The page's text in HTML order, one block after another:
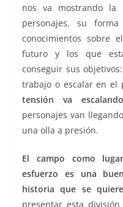
nos va mostrando la
personajes, su
conocimientos sobre
futuro y los que
conseguir sus
trabajo o escalar en el
tensión va
personajes van
una olla a presión.
El campo como
esfuerzo es una
historia que se
presentar esta